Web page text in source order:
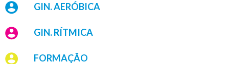
GIN. AERÓBICA
GIN. RÍTMICA
FORMAÇÃO